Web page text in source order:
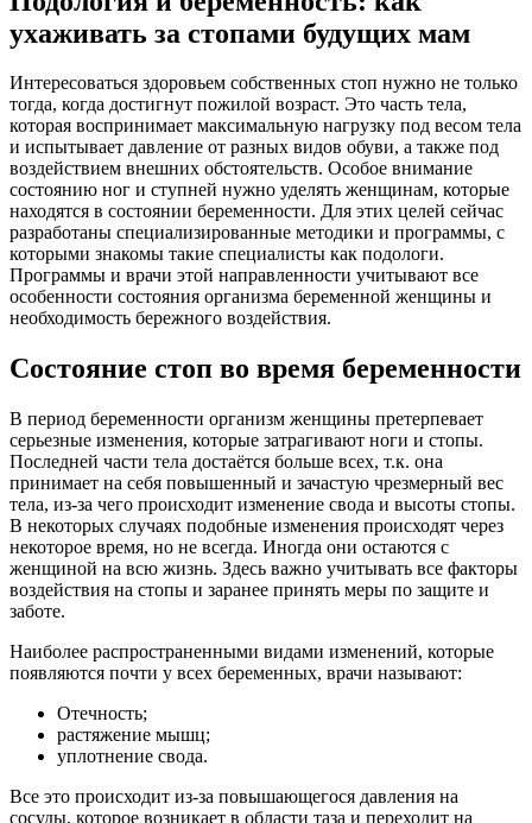
ухаживать за стопами будущих мам
Интересоваться здоровьем собственных стоп нужно не только
тогда, когда достигнут пожилой возраст. Это часть тела,
которая воспринимает максимальную нагрузку под весом тела
и испытывает давление от разных видов обуви, а также под
воздействием внешних обстоятельств. Особое внимание
состоянию ног и ступней нужно уделять женщинам, которые
находятся в состоянии беременности. Для этих целей сейчас
разработаны специализированные методики и программы, с
которыми знакомы такие специалисты как подологи.
Программы и врачи этой направленности учитывают все
особенности состояния организма беременной женщины и
необходимость бережного воздействия.
Состояние стоп во время беременности
В период беременности организм женщины претерпевает
серьезные изменения, которые затрагивают ноги и стопы.
Последней части тела достаётся больше всех, т.к. она
принимает на себя повышенный и зачастую чрезмерный вес
тела, из-за чего происходит изменение свода и высоты стопы.
В некоторых случаях подобные изменения происходят через
некоторое время, но не всегда. Иногда они остаются с
женщиной на всю жизнь. Здесь важно учитывать все факторы
воздействия на стопы и заранее принять меры по защите и
заботе.
Наиболее распространенными видами изменений, которые
появляются почти у всех беременных, врачи называют:
Отечность;
растяжение мышц;
уплотнение свода.
Все это происходит из-за повышающегося давления на
сосуды, которое возникает в области таза и переходит на